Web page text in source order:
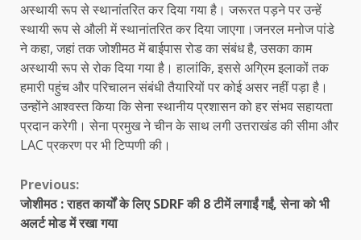
अस्थायी रूप से स्थानांतरित कर दिया गया है। जरूरत पड़ने पर उन्हें
स्थायी रूप से औली में स्थानांतरित कर दिया जाएगा।जनरल मनोज पांडे
ने कहा, जहां तक जोशीमठ में बाईपास रोड का संबंध है, उसका काम
अस्थायी रूप से रोक दिया गया है। हालांकि, इससे अग्रिम इलाकों तक
हमारी पहुंच और परिचालन संबंधी तैयारियों पर कोई असर नहीं पड़ा है।
उन्होंने आश्वस्त किया कि सेना स्थानीय प्रशासन को हर संभव सहायता
प्रदान करेगी। सेना प्रमुख ने चीन के साथ लगी उत्तराखंड की सीमा और
LAC प्रकरण पर भी टिप्पणी की।
Continue
Reading
Previous:
जोशीमठ : राहत कार्यों के लिए SDRF की 8 टीमें लगाईं गईं, सेना को भी
अलर्ट मोड में रखा गया